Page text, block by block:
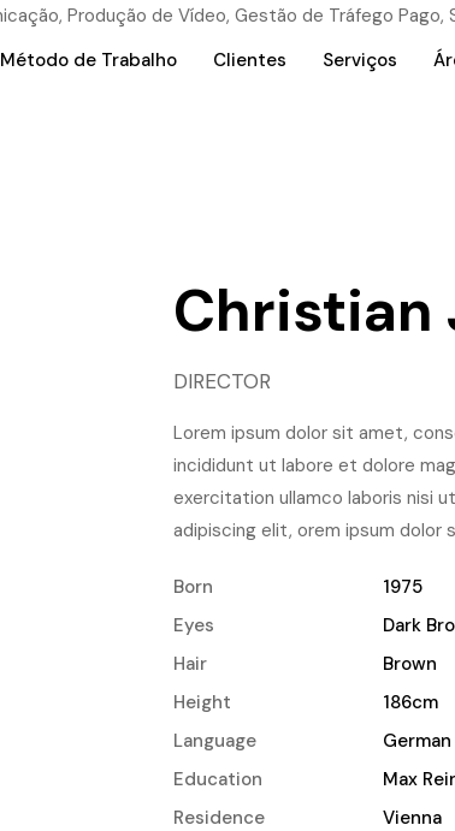
Método de Trabalho Clientes Serviços
Christian
DIRECTOR
Lorem ipsum dolor sit amet,
incididunt ut labore et dolore
exercitation ullamco laboris nisi
adipiscing elit, orem ipsum
Born
1975
Eyes
Dark
Hair
Brown
Height
186cm
Language
German
Education
Max
Residence
Vienna